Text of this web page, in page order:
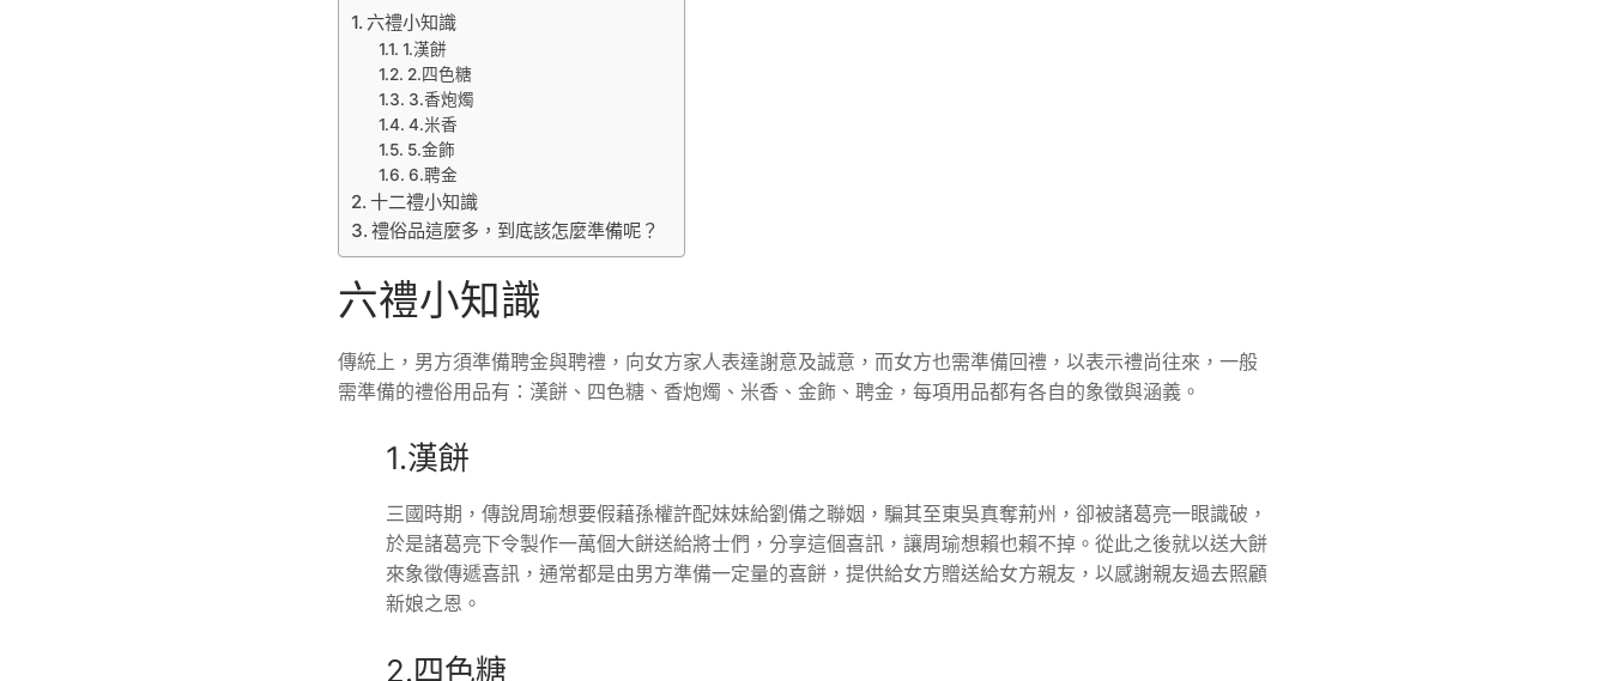
六禮小知識
1.漢餅
2.四色糖
3.香炮燭
4.米香
5.金飾
6.聘金
十二禮小知識
禮俗品這麼多，到底該怎麼準備呢？
六禮小知識
傳統上，男方須準備聘金與聘禮，向女方家人表達謝意及誠意，而女方也需準備回禮，以表示禮尚往來，一般
需準備的禮俗用品有：漢餅、四色糖、香炮燭、米香、金飾、聘金，每項用品都有各自的象徵與涵義。
1.漢餅
三國時期，傳說周瑜想要假藉孫權許配妹妹給劉備之聯姻，騙其至東吳真奪荊州，卻被諸葛亮一眼識破，
於是諸葛亮下令製作一萬個大餅送給將士們，分享這個喜訊，讓周瑜想賴也賴不掉。從此之後就以送大餅
來象徵傳遞喜訊，通常都是由男方準備一定量的喜餅，提供給女方贈送給女方親友，以感謝親友過去照顧
新娘之恩。
2.四色糖